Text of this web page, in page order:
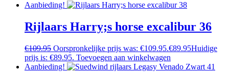
Aanbieding!
Rijlaars Harry;s horse excalibur 36
€109.95 Oorspronkelijke prijs was: €109.95.€89.95Huidige
prijs is: €89.95. Toevoegen aan winkelwagen
Aanbieding!